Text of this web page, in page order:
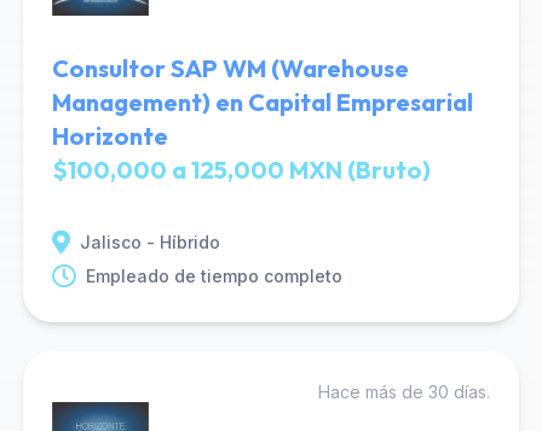
Consultor SAP WM (Warehouse
Management) en Capital Empresarial
Horizonte
$100,000 a 125,000 MXN (Bruto)
Jalisco - Híbrido
Empleado de tiempo completo
Hace más de 30 días.